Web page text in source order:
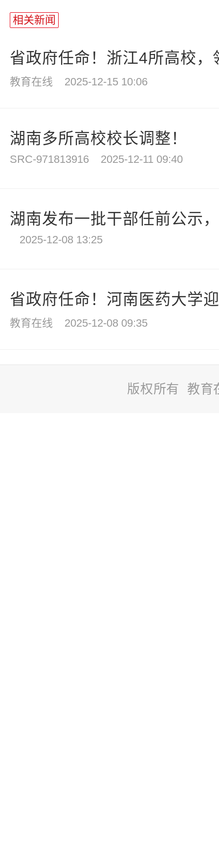
相关新闻
省政府任命！浙江4所高校，
教育在线 2025-12-15 10:06
湖南多所高校校长调整！
SRC-971813916 2025-12-11 09:40
湖南发布一批干部任前公示
2025-12-08 13:25
省政府任命！河南医药大学
教育在线 2025-12-08 09:35
版权所有 教育